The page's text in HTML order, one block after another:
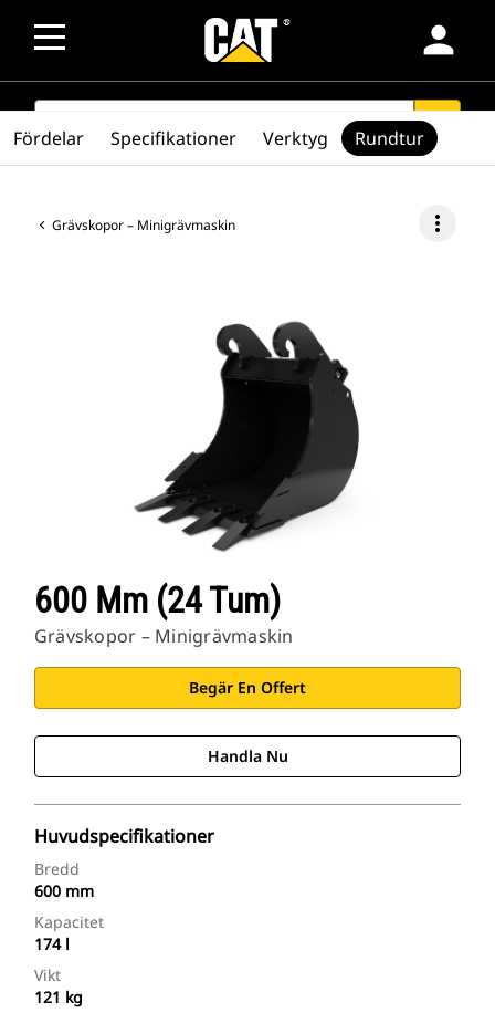
person
SEARCH search
Grävskopor – Minigrävmaskin more_vert
600 Mm (24 Tum)
Grävskopor – Minigrävmaskin
Begär En Offert
Handla Nu
Huvudspecifikationer
Bredd
600 mm
Kapacitet
174 l
Vikt
121 kg
Fördelar Specifikationer Verktyg Rundtur